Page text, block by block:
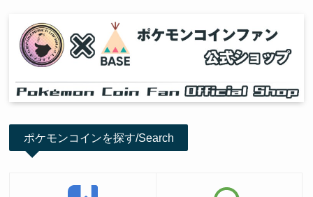
ポケモンコインを探す/Search